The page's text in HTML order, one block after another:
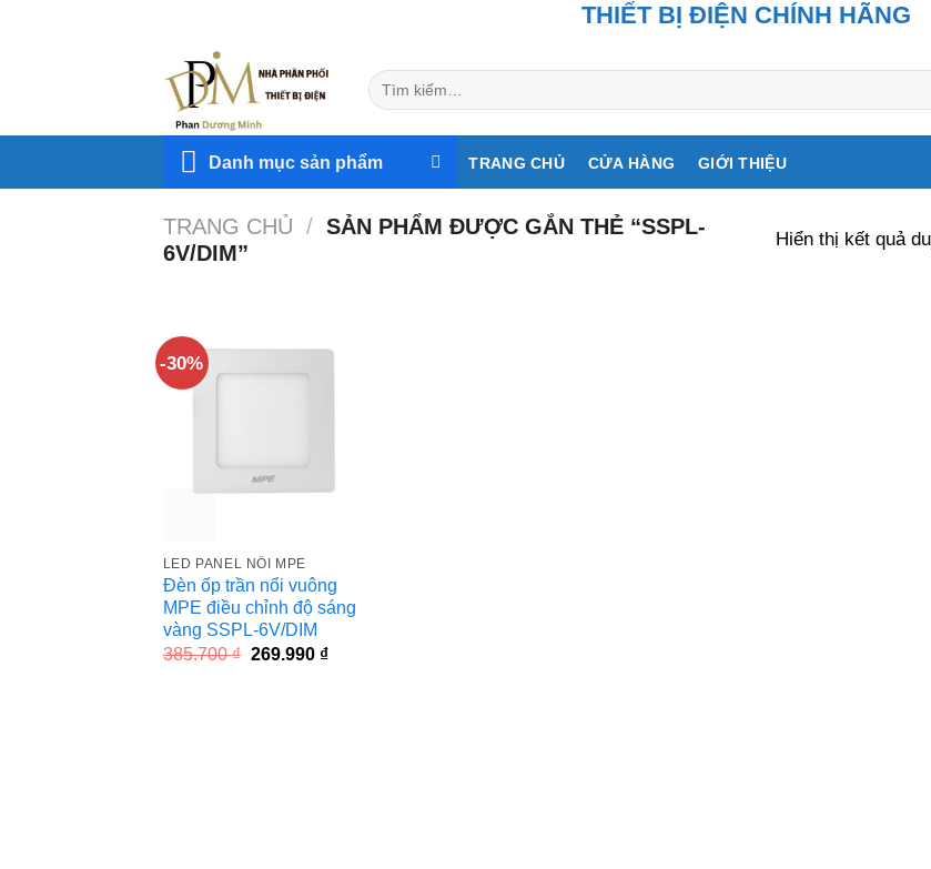
THIẾT BỊ ĐIỆN CHÍNH HÃNG
Tìm
kiếm:
Danh mục sản phẩm TRANG CHỦ CỬA HÀNG GIỚI THIỆU
TRANG CHỦ / SẢN PHẨM ĐƯỢC GẮN THẺ “SSPL-
6V/DIM”
Hiển thị kết quả
-30%
LED PANEL NỔI MPE
Đèn ốp trần nổi vuông
MPE điều chỉnh độ sáng
vàng SSPL-6V/DIM
385.700₫ Giá
269.990 ₫Giá